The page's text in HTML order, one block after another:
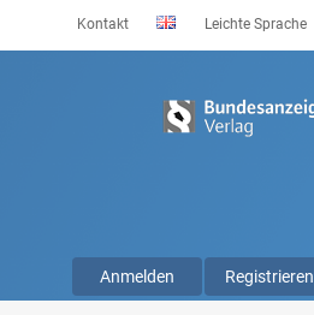
Kontakt Leichte Sprache
Anmelden Registrieren